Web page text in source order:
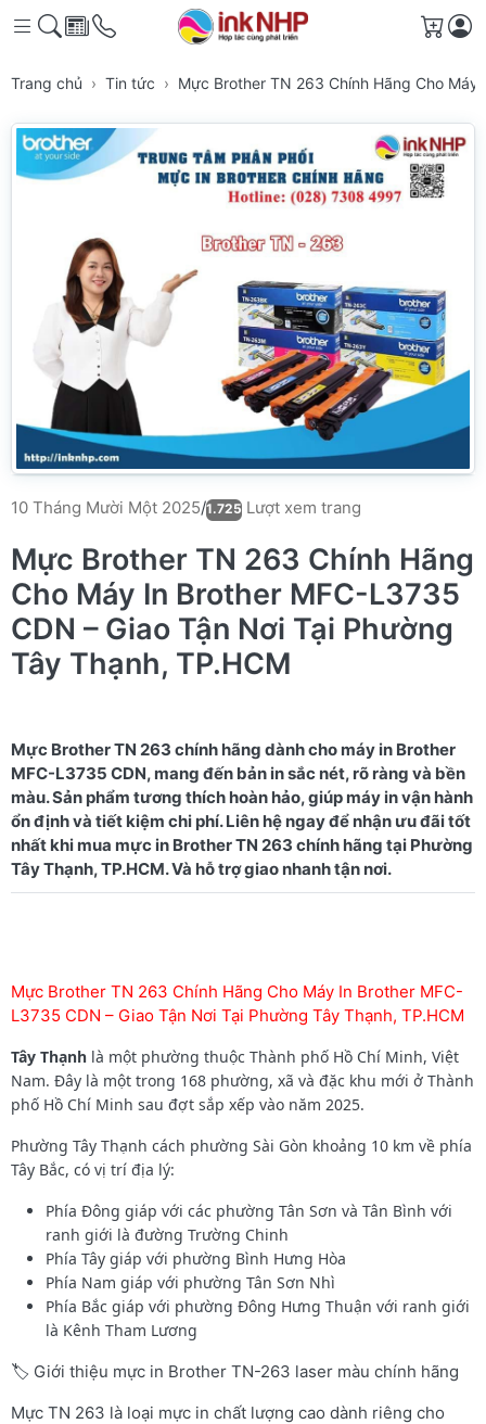
Giỏ
Trang chủ Tin tức Mực Brother TN 263 Chính Hãng Cho Máy
10 Tháng Mười Một 2025/1.725 Lượt xem trang
Mực Brother TN 263 Chính Hãng
Cho Máy In Brother MFC-L3735
CDN – Giao Tận Nơi Tại Phường
Tây Thạnh, TP.HCM
Mực Brother TN 263 chính hãng dành cho máy in Brother
MFC-L3735 CDN, mang đến bản in sắc nét, rõ ràng và bền
màu. Sản phẩm tương thích hoàn hảo, giúp máy in vận hành
ổn định và tiết kiệm chi phí. Liên hệ ngay để nhận ưu đãi tốt
nhất khi mua mực in Brother TN 263 chính hãng tại Phường
Mực Brother TN 263 Chính Hãng Cho Máy In Brother MFC-
L3735 CDN – Giao Tận Nơi Tại Phường Tây Thạnh, TP.HCM
Tây Thạnh là một phường thuộc Thành phố Hồ Chí Minh, Việt
Nam. Đây là một trong 168 phường, xã và đặc khu mới ở Thành
phố Hồ Chí Minh sau đợt sắp xếp vào năm 2025.
Phường Tây Thạnh cách phường Sài Gòn khoảng 10 km về phía
Tây Bắc, có vị trí địa lý:
Phía Đông giáp với các phường Tân Sơn và Tân Bình với
ranh giới là đường Trường Chinh
Phía Tây giáp với phường Bình Hưng Hòa
Phía Nam giáp với phường Tân Sơn Nhì
Phía Bắc giáp với phường Đông Hưng Thuận với ranh giới
là Kênh Tham Lương
🏷️ Giới thiệu mực in Brother TN-263 laser màu chính hãng
Mực TN 263 là loại mực in chất lượng cao dành riêng cho